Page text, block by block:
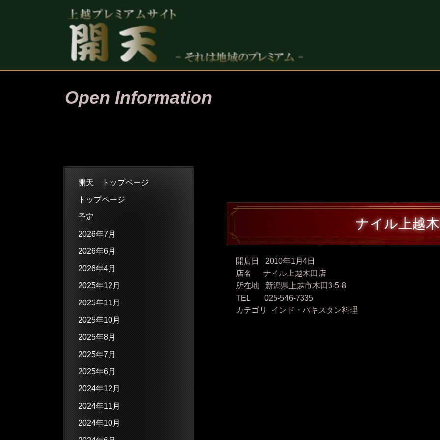
Open Information
ナイル上越
開店日 2010年1月4日
店名 ナイル上越木田店
所在地 新潟県上越市木田3-5-8
TEL 025-546-7335
カテゴリ インド・パキスタン料理
開天 トップページ
トップページ
予定
2026年7月
2026年6月
2026年4月
2025年12月
2025年11月
2025年10月
2025年8月
2025年7月
2025年6月
2024年12月
2024年11月
2024年10月